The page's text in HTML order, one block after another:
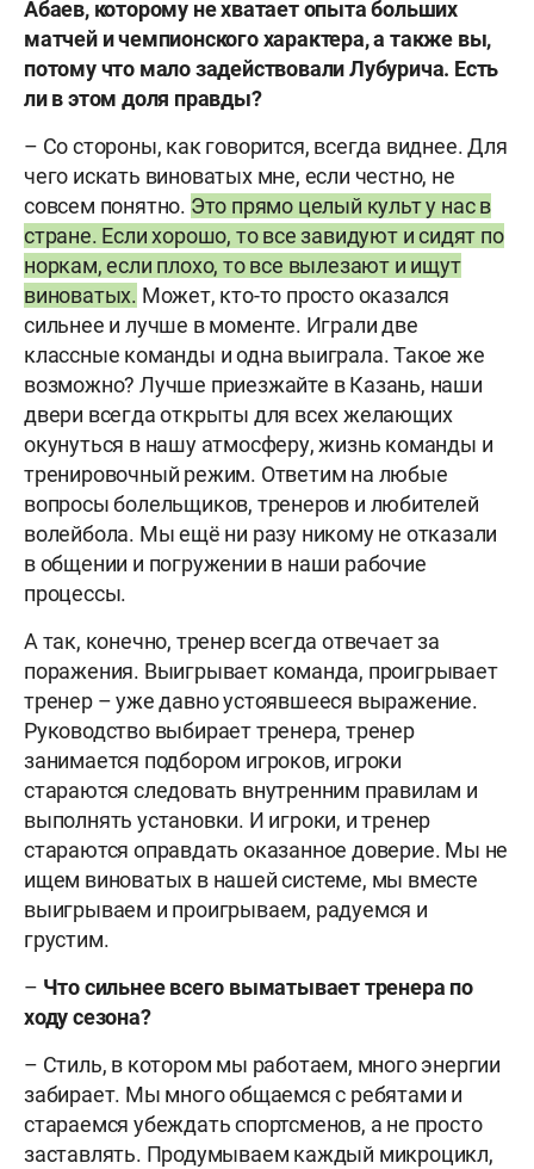
Абаев, которому не хватает опыта больших
матчей и чемпионского характера, а также вы,
потому что мало задействовали Лубурича. Есть
ли в этом доля правды?
– Со стороны, как говорится, всегда виднее. Для
чего искать виноватых мне, если честно, не
совсем понятно. Это прямо целый культ у нас в
стране. Если хорошо, то все завидуют и сидят по
норкам, если плохо, то все вылезают и ищут
виноватых. Может, кто-то просто оказался
сильнее и лучше в моменте. Играли две
классные команды и одна выиграла. Такое же
возможно? Лучше приезжайте в Казань, наши
двери всегда открыты для всех желающих
окунуться в нашу атмосферу, жизнь команды и
тренировочный режим. Ответим на любые
вопросы болельщиков, тренеров и любителей
волейбола. Мы ещё ни разу никому не отказали
в общении и погружении в наши рабочие
процессы.
А так, конечно, тренер всегда отвечает за
поражения. Выигрывает команда, проигрывает
тренер – уже давно устоявшееся выражение.
Руководство выбирает тренера, тренер
занимается подбором игроков, игроки
стараются следовать внутренним правилам и
выполнять установки. И игроки, и тренер
стараются оправдать оказанное доверие. Мы не
ищем виноватых в нашей системе, мы вместе
выигрываем и проигрываем, радуемся и
грустим.
– Что сильнее всего выматывает тренера по
ходу сезона?
– Стиль, в котором мы работаем, много энергии
забирает. Мы много общаемся с ребятами и
стараемся убеждать спортсменов, а не просто
заставлять. Продумываем каждый микроцикл,